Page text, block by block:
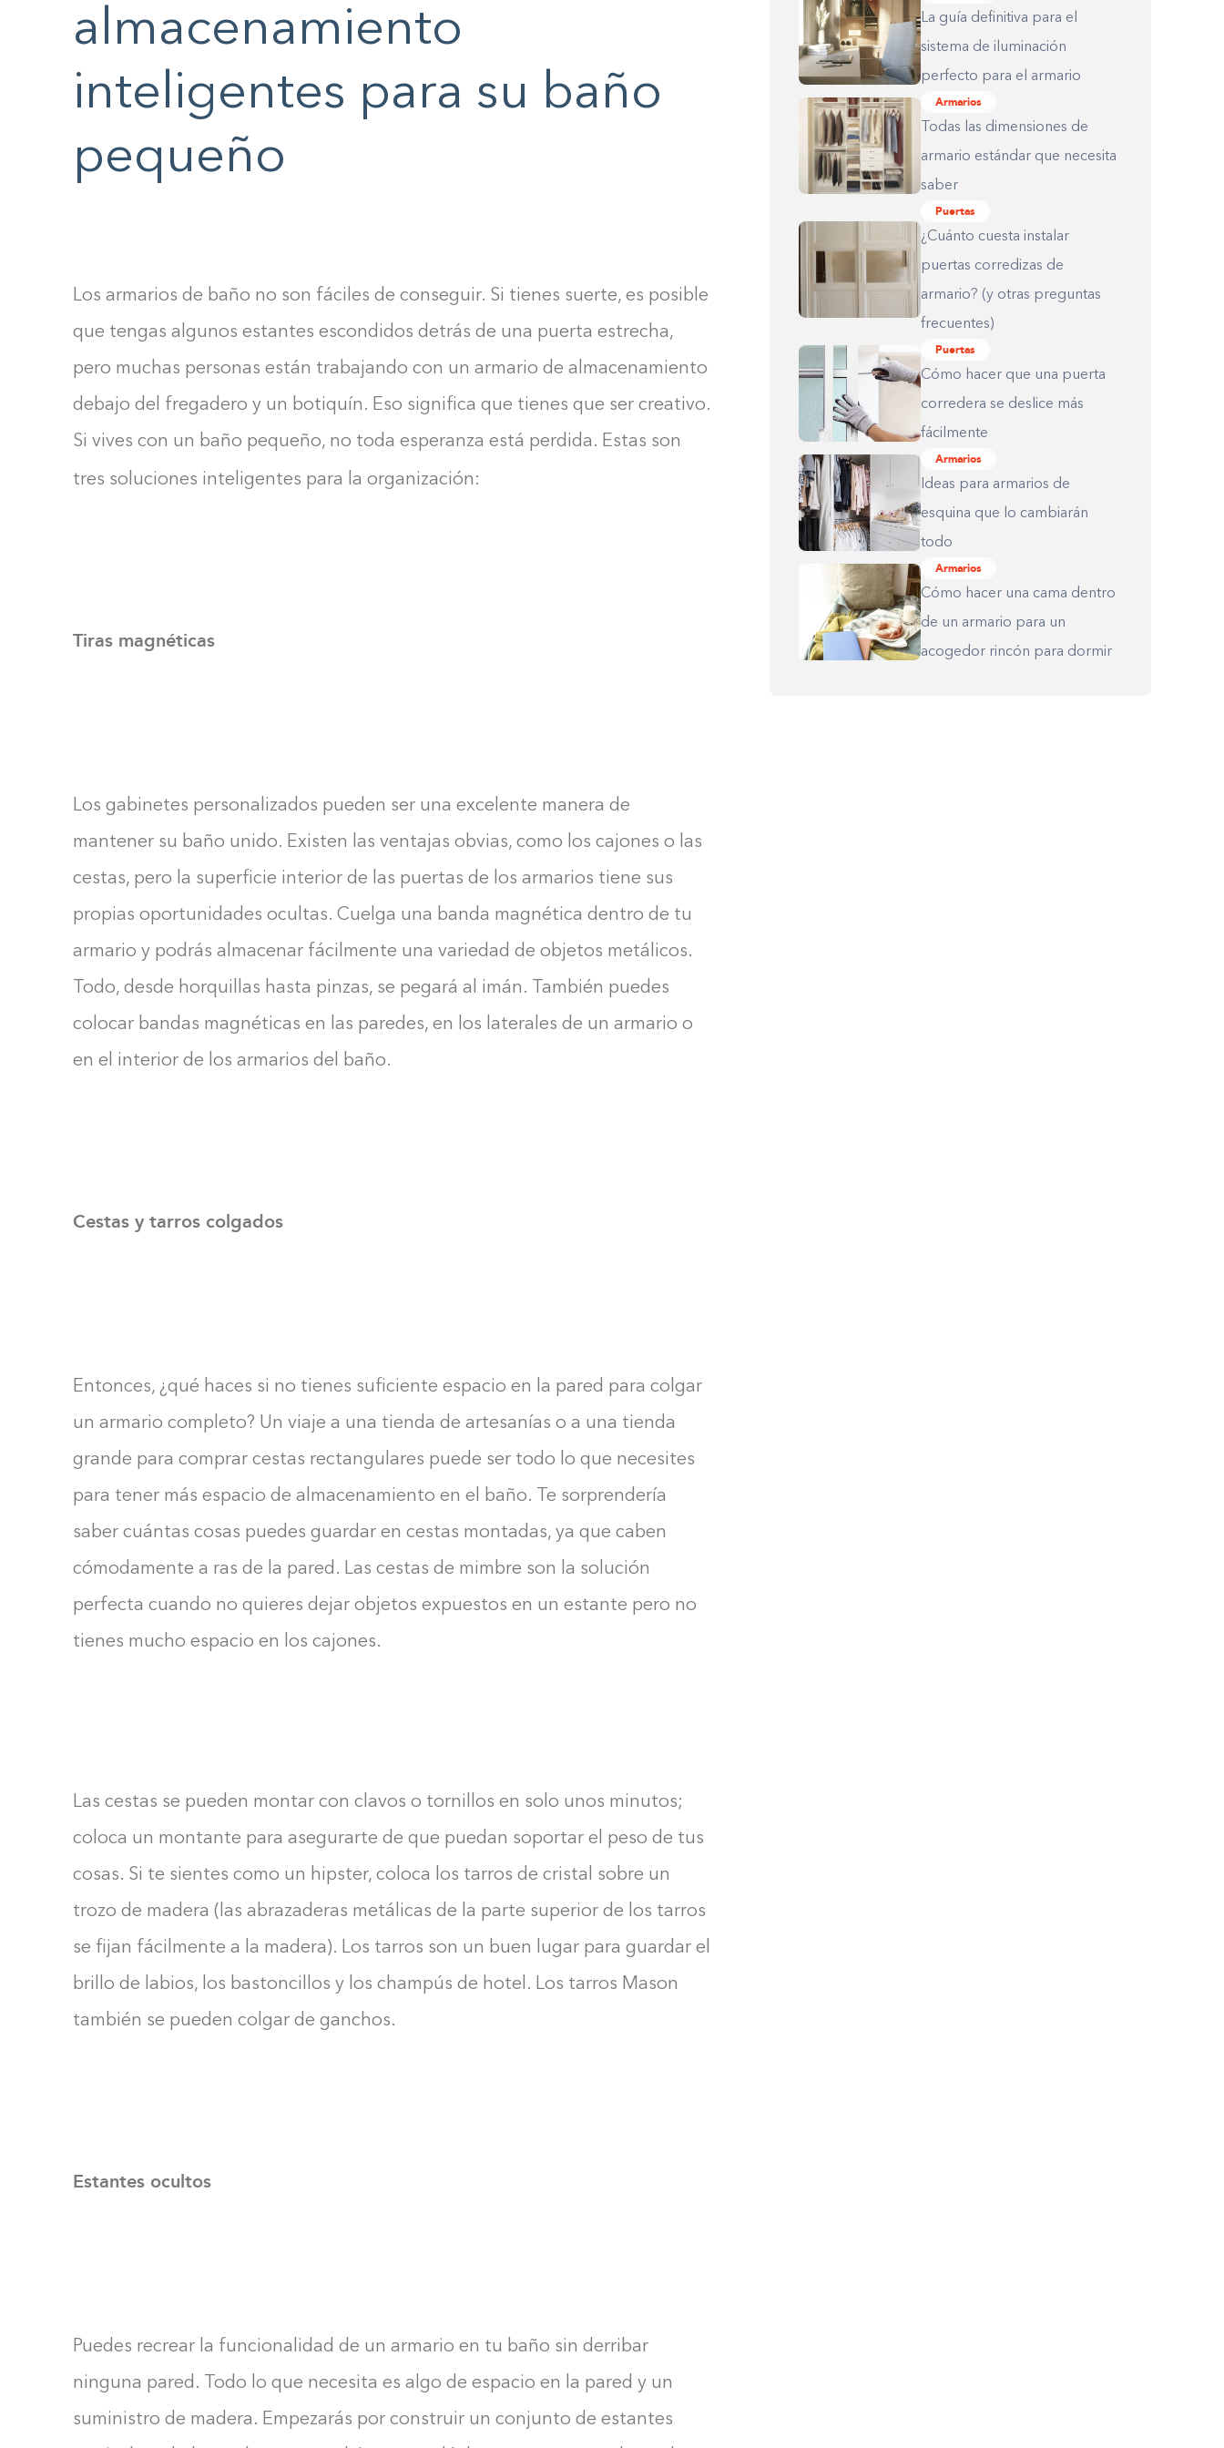
almacenamiento
inteligentes para su baño
pequeño
Los armarios de baño no son fáciles de conseguir. Si tienes suerte, es posible
que tengas algunos estantes escondidos detrás de una puerta estrecha,
pero muchas personas están trabajando con un armario de almacenamiento
debajo del fregadero y un botiquín. Eso significa que tienes que ser creativo.
Si vives con un baño pequeño, no toda esperanza está perdida. Estas son
tres soluciones inteligentes para la organización:
Tiras magnéticas
Los gabinetes personalizados pueden ser una excelente manera de
mantener su baño unido. Existen las ventajas obvias, como los cajones o las
cestas, pero la superficie interior de las puertas de los armarios tiene sus
propias oportunidades ocultas. Cuelga una banda magnética dentro de tu
armario y podrás almacenar fácilmente una variedad de objetos metálicos.
Todo, desde horquillas hasta pinzas, se pegará al imán. También puedes
colocar bandas magnéticas en las paredes, en los laterales de un armario o
en el interior de los armarios del baño.
Cestas y tarros colgados
Entonces, ¿qué haces si no tienes suficiente espacio en la pared para colgar
un armario completo? Un viaje a una tienda de artesanías o a una tienda
grande para comprar cestas rectangulares puede ser todo lo que necesites
para tener más espacio de almacenamiento en el baño. Te sorprendería
saber cuántas cosas puedes guardar en cestas montadas, ya que caben
cómodamente a ras de la pared. Las cestas de mimbre son la solución
perfecta cuando no quieres dejar objetos expuestos en un estante pero no
tienes mucho espacio en los cajones.
Las cestas se pueden montar con clavos o tornillos en solo unos minutos;
coloca un montante para asegurarte de que puedan soportar el peso de tus
cosas. Si te sientes como un hipster, coloca los tarros de cristal sobre un
trozo de madera (las abrazaderas metálicas de la parte superior de los tarros
se fijan fácilmente a la madera). Los tarros son un buen lugar para guardar el
brillo de labios, los bastoncillos y los champús de hotel. Los tarros Mason
también se pueden colgar de ganchos.
Estantes ocultos
Puedes recrear la funcionalidad de un armario en tu baño sin derribar
ninguna pared. Todo lo que necesita es algo de espacio en la pared y un
suministro de madera. Empezarás por construir un conjunto de estantes
La guía definitiva para el
sistema de iluminación
perfecto para el armario
Armarios
Todas las dimensiones de
armario estándar que necesita
saber
Puertas
¿Cuánto cuesta instalar
puertas corredizas de
armario? (y otras preguntas
frecuentes)
Puertas
Cómo hacer que una puerta
corredera se deslice más
fácilmente
Armarios
Ideas para armarios de
esquina que lo cambiarán
todo
Armarios
Cómo hacer una cama dentro
de un armario para un
acogedor rincón para dormir